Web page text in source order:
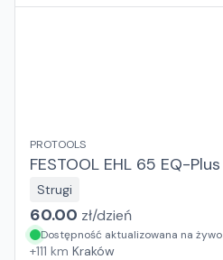
PROTOOLS
FESTOOL EHL 65 EQ-Plus
Strugi
60.00 zł/dzień
Dostępność aktualizowana na żywo
+111 km Kraków